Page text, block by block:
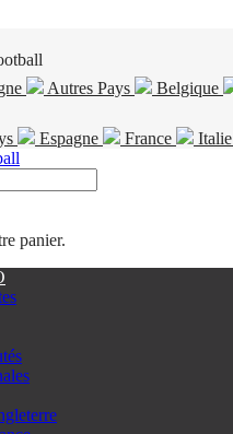
Autres Pays Belgique
Espagne France Italie
panier.